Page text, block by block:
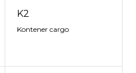
K2
Kontener cargo